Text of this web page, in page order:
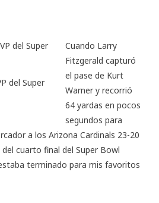
del Super
Cuando Larry
Fitzgerald capturó
el pase de Kurt
Warner y recorrió
64 yardas en pocos
segundos para
a los Arizona Cardinals 23-20
cuarto final del Super Bowl
terminado para mis favoritos